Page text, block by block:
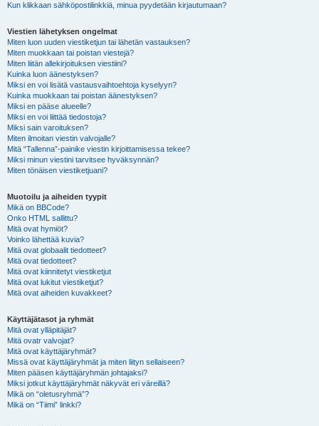
Kun klikkaan sähköpostilinkkiä, minua pyydetään kirjautumaan?
Viestien lähetyksen ongelmat
Miten luon uuden viestiketjun tai lähetän vastauksen?
Miten muokkaan tai poistan viestejä?
Miten liitän allekirjoituksen viestiini?
Kuinka luon äänestyksen?
Miksi en voi lisätä vastausvaihtoehtoja kyselyyn?
Kuinka muokkaan tai poistan äänestyksen?
Miksi en pääse alueelle?
Miksi en voi liittää tiedostoja?
Miksi sain varoituksen?
Miten ilmoitan viestin valvojalle?
Mitä “Tallenna”-painike viestin kirjoittamisessa tekee?
Miksi minun viestini tarvitsee hyväksynnän?
Miten tönäisen viestiketjuani?
Muotoilu ja aiheiden tyypit
Mikä on BBCode?
Onko HTML sallittu?
Mitä ovat hymiöt?
Voinko lähettää kuvia?
Mitä ovat globaalit tiedotteet?
Mitä ovat tiedotteet?
Mitä ovat kiinnitetyt viestiketjut
Mitä ovat lukitut viestiketjut?
Mitä ovat aiheiden kuvakkeet?
Käyttäjätasot ja ryhmät
Mitä ovat ylläpitäjät?
Mitä ovatr valvojat?
Mitä ovat käyttäjäryhmät?
Missä ovat käyttäjäryhmät ja miten liityn sellaiseen?
Miten pääsen käyttäjäryhmän johtajaksi?
Miksi jotkut käyttäjäryhmät näkyvät eri väreillä?
Mikä on “oletusryhmä”?
Mikä on “Tiimi” linkki?